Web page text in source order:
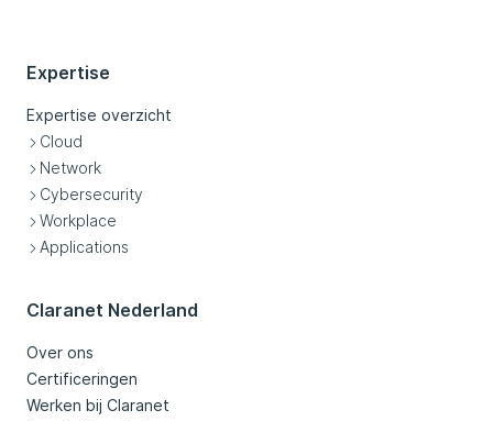
Expertise
Expertise overzicht
Cloud
Network
Cybersecurity
Workplace
Applications
Claranet Nederland
Over ons
Certificeringen
Werken bij Claranet